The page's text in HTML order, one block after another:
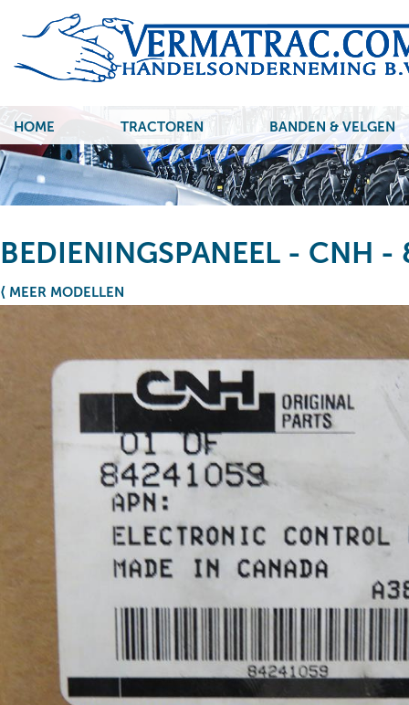
HOME TRACTOREN BANDEN & VELGEN
BEDIENINGSPANEEL - CNH
⟨ MEER MODELLEN